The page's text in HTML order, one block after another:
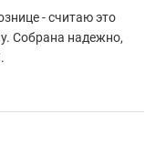
- считаю это
Собрана надежно,